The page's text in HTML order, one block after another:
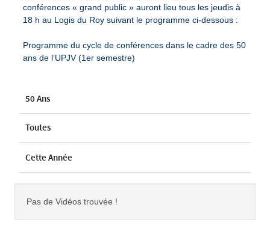
conférences « grand public » auront lieu tous les jeudis à
18 h au Logis du Roy suivant le programme ci-dessous :
Programme du cycle de conférences dans le cadre des 50
ans de l’UPJV (1er semestre)
50 Ans
Toutes
Cette Année
Pas de Vidéos trouvée !